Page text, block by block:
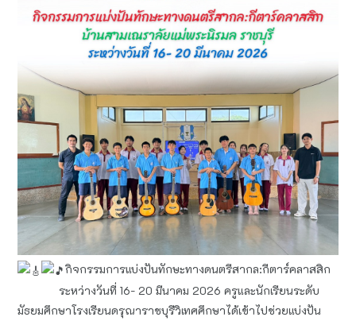
กิจกรรมการแบ่งปันทักษะทางดนตรีสากล:กีตาร์คลาสสิก
ระหว่างวันที่ 16- 20 มีนาคม 2026 ครูและนักเรียนระดับ
มัธยมศึกษาโรงเรียนดรุณาราชบุรีวิเทศศึกษาได้เข้าไปช่วยแบ่งปัน